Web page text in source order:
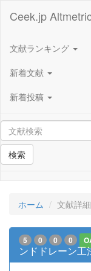
Ceek.jp
文献ランキング
新着文献
新着投稿
検索
ホーム 文献詳細
5 0 0 0
ンドドレーン